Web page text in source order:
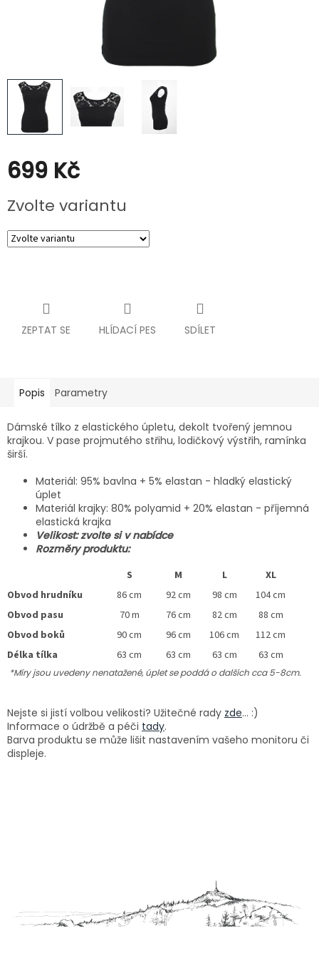
699 Kč
cena:
Zvolte variantu
ZEPTAT SE HLÍDACÍ PES SDÍLET
Popis Parametry
Dámské tílko z elastického úpletu, dekolt tvořený jemnou
krajkou. V pase projmutého střihu, lodičkový výstřih, ramínka
širší.
Materiál: 95% bavlna + 5% elastan - hladký elastický
úplet
Materiál krajky: 80% polyamid + 20% elastan - příjemná
elastická krajka
Velikost: zvolte si v nabídce
Rozměry produktu:
S
M L
XL
Obvod hrudníku
86 cm 92 cm 98 cm
104 cm
Obvod pasu
70 m 76 cm 82 cm
88 cm
Obvod boků
90 cm 96 cm 106 cm
112 cm
Délka tílka
63 cm 63 cm 63 cm 63 cm
*Míry jsou uvedeny nenatažené, úplet se poddá o dalších cca 5-8cm.
Nejste si jistí volbou velikosti? Užitečné rady zde... :)
Informace o údržbě a péči tady.
Barva produktu se může lišit nastavením vašeho monitoru či
displeje.